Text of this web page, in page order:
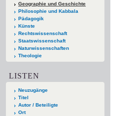
Geographie und Geschichte
Philosophie und Kabbala
Pädagogik
Künste
Rechtswissenschaft
Staatswissenschaft
Naturwissenschaften
Theologie
LISTEN
Neuzugänge
Titel
Autor / Beteiligte
Ort